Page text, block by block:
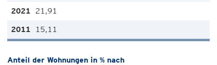
21,91
15,11
Anteil der Wohnungen in % nach